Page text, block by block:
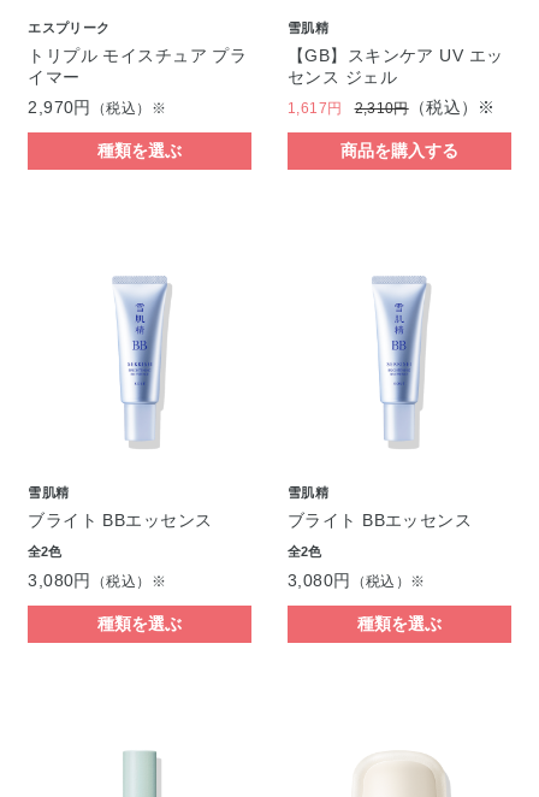
エスプリーク
トリプル モイスチュア プラ
イマー
2,970円
（税込）※
種類を選ぶ
雪肌精
【GB】スキンケア UV エッ
センス ジェル
1,617円 2,310円（税込）※
商品を購入する
雪肌精
ブライト BBエッセンス
全2色
3,080円 （税込）※
種類を選ぶ
雪肌精
ブライト BBエッセンス
全2色
3,080円 （税込）※
種類を選ぶ